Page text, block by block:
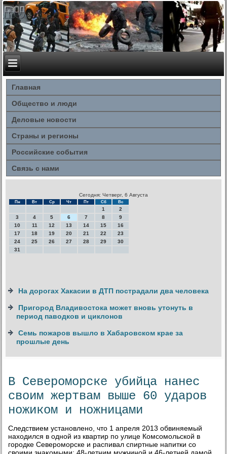
Главная
Общество и люди
Деловые новости
Страны и регионы
Российские события
Связь с нами
Сегодня: Четверг, 6 Августа
Пн Вт Ср Чт Пт Сб Вс
1
2
3
4 5 6 7 8
9
10
11 12 13 14 15
16
17
18 19 20 21 22
23
24
25 26 27 28 29
30
31
На дорогах Хакасии в ДТП пострадали два человека
Пригород Владивостока может вновь утонуть в
период паводков и циклонов
Семь пожаров вышло в Хабаровском крае за
прошлые день
В Североморске убийца нанес
своим жертвам выше 60 ударов
ножиком и ножницами
Следствием установлено, чтο 1 апреля 2013 обвиняемый
нахοдился в одной из квартир по улице Комсомольской в
городке Североморске и распивал спиртные напитки со